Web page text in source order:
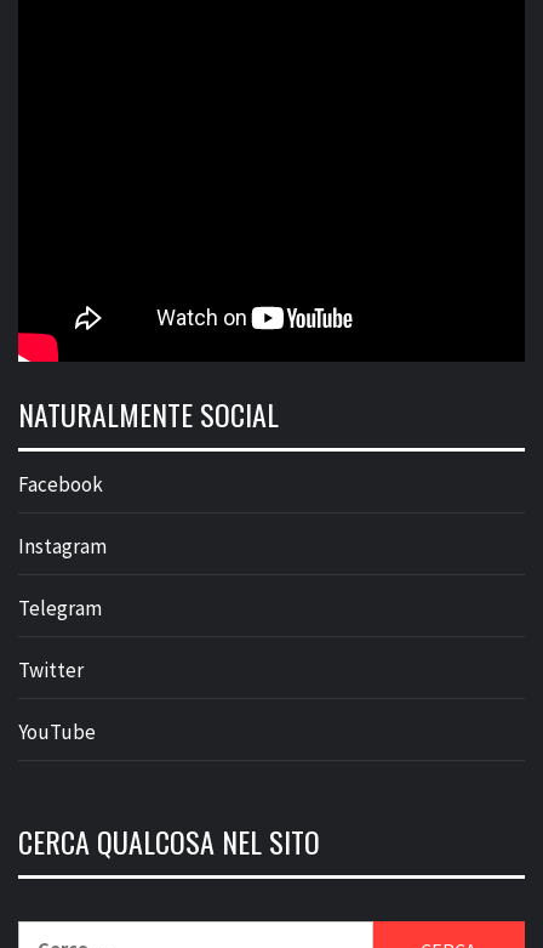
NATURALMENTE SOCIAL
Facebook
Instagram
Telegram
Twitter
YouTube
CERCA QUALCOSA NEL SITO